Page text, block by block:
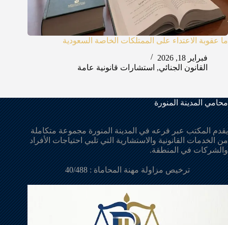
ما عقوبة الاعتداء على الممتلكات الخاصة السعودية
فبراير 18, 2026
القانون الجنائي, استشارات قانونية عامة
محامي المدينة المنورة
يقدم المكتب عبر فرعه في المدينة المنورة مجموعة متكاملة
من الخدمات القانونية والاستشارية التي تلبي احتياجات الأفراد
والشركات في المنطقة.
ترخيص مزاولة مهنة المحاماة :40/488